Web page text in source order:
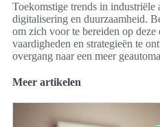
Toekomstige trends in industriële
digitalisering en duurzaamheid.
om zich voor te bereiden op
vaardigheden en strategieën te
overgang naar een meer
Meer artikelen